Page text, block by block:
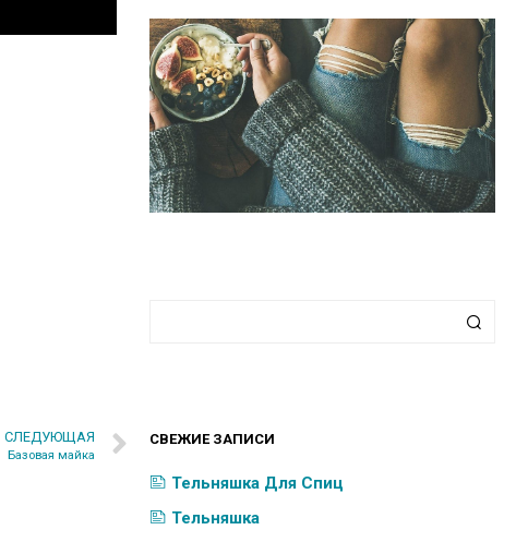
СЛЕДУЮЩАЯ
Базовая майка
СВЕЖИЕ ЗАПИСИ
Тельняшка Для Спиц
Тельняшка